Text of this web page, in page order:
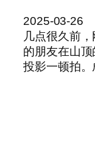
2025-03-26
几点很久前
的朋友在山
投影一顿拍